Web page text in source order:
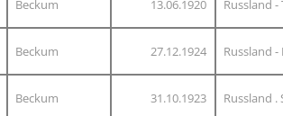
Beckum 13.06.1920 Russland
Beckum 27.12.1924 Russland
Beckum 31.10.1923 Russland .